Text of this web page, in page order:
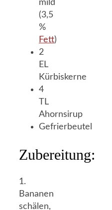
mild
(3,5
%
Fett)
2
EL
Kürbiskerne
4
TL
Ahornsirup
Gefrierbeutel
Zubereitung:
1.
Bananen
schälen,